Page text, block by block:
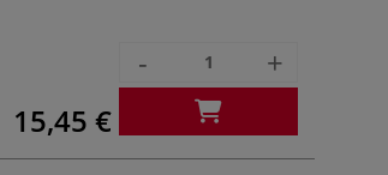
15,45 €
- +